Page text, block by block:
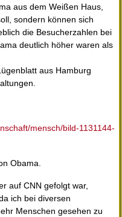
aus dem Weißen Haus,
sondern können sich
die Besucherzahlen bei
deutlich höher waren als
aus Hamburg
mensch/bild-1131144-
Obama.
auf CNN gefolgt war,
ich bei diversen
Menschen gesehen zu